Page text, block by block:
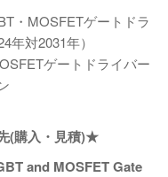
・MOSFETゲートドラ
年対2031年）
ゲートドライバー
(購入・見積)★
and MOSFET Gate